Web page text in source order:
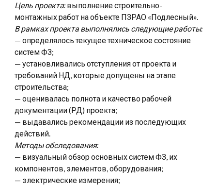
Цель проекта: выполнение строительно-
монтажных работ на объекте ПЗРАО «Подлесный».
В рамках проекта выполнялись следующие работы:
— определялось текущее техническое состояние
систем ФЗ;
— установливались отступления от проекта и
требований НД, которые допущены на этапе
строительства;
— оценивалась полнота и качество рабочей
документации (РД) проекта;
— выдавались рекомендации из последующих
действий.
Методы обследования:
— визуальный обзор основных систем ФЗ, их
компонентов, элементов, оборудования;
— электрические измерения;